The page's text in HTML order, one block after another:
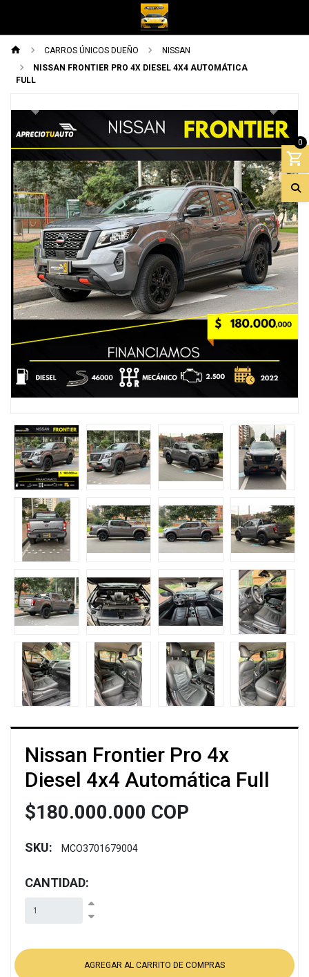
0
CARROS ÚNICOS DUEÑO
NISSAN
NISSAN FRONTIER PRO 4X DIESEL 4X4 AUTOMÁTICA
FULL
Nissan Frontier Pro 4x
Diesel 4x4 Automática Full
$180.000.000 COP
SKU: MCO3701679004
CANTIDAD: